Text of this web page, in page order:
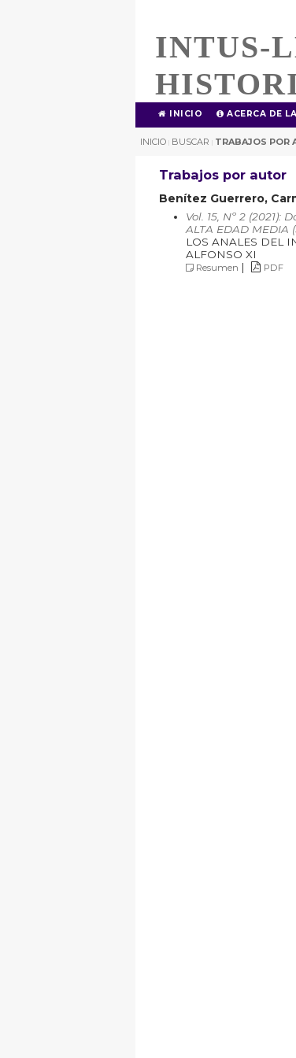
INTUS-
INICIO ACERCA DE
INICIO | BUSCAR | TRABAJOS POR
Trabajos por autor
Benítez Guerrero,
Vol. 15, Nº 2 (2021):
ALTA EDAD MEDIA
LOS ANALES DEL
ALFONSO XI
Resumen | PDF